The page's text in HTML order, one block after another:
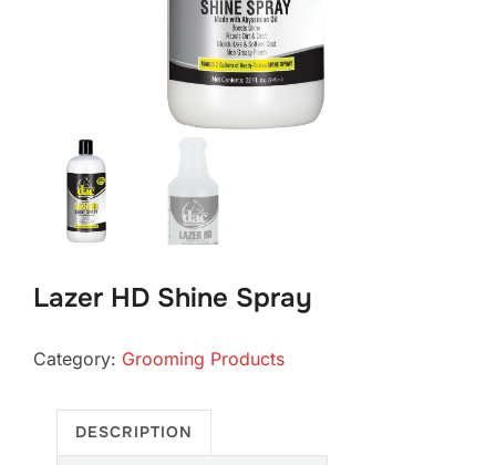
Lazer HD Shine Spray
Category: Grooming Products
DESCRIPTION